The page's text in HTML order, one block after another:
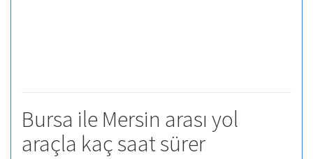
Bursa ile Mersin arası yol
araçla kaç saat sürer